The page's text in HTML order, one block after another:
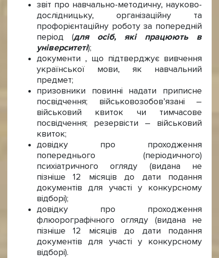
звіт про навчально-методичну, науково-
дослідницьку, організаційну та
профорієнтаційну роботу за попередній
період (для осіб, які працюють в
університеті);
документи , що підтверджує вивчення
української мови, як навчальний
предмет;
призовники повинні надати приписне
посвідчення; військовозобов’язані –
військовий квиток чи тимчасове
посвідчення; резервісти – військовий
квиток;
довідку про проходження
попереднього (періодичного)
психіатричного огляду (видана не
пізніше 12 місяців до дати подання
документів для участі у конкурсному
відборі);
довідку про проходження
флюорографічного огляду (видана не
пізніше 12 місяців до дати подання
документів для участі у конкурсному
відборі).